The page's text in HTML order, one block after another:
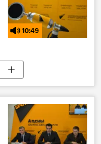
10:49